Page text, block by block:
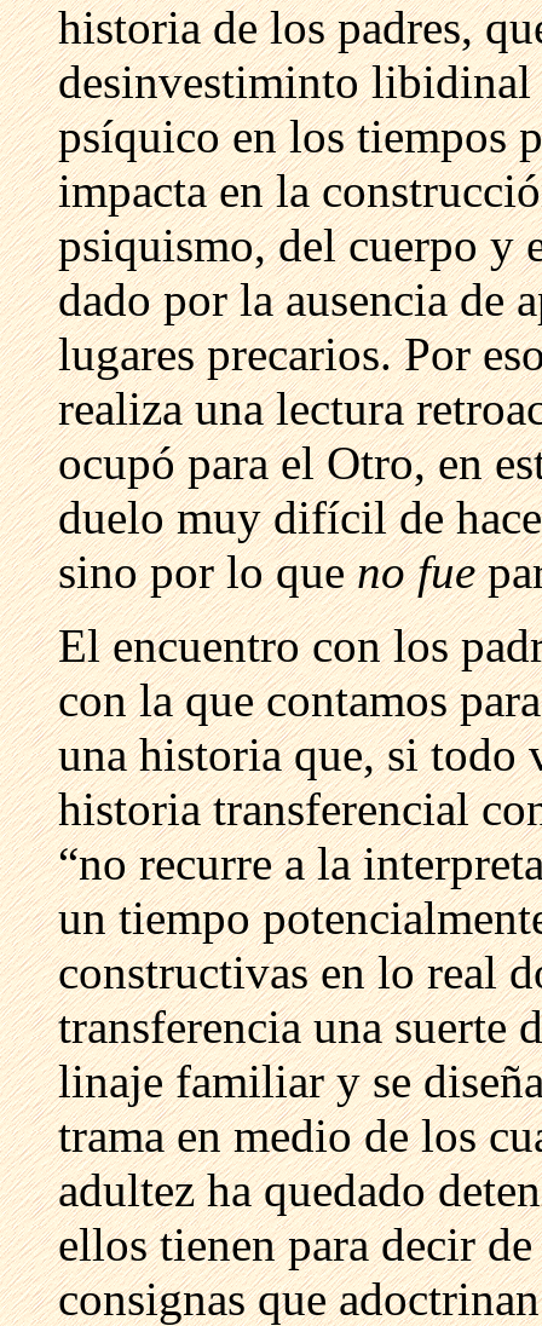
historia de los padres,
desinvestiminto libidinal
psíquico en los tiempos
impacta en la
psiquismo, del cuerpo y
dado por la ausencia de
lugares precarios. Por
realiza una lectura
ocupó para el Otro, en
duelo muy difícil de
sino por lo queno fue
El encuentro con los
con la que contamos
una historia que, si todo
historia transferencial
“no recurre a la
un tiempo
constructivas en lo real
transferencia una suerte
linaje familiar y se
trama en medio de los
adultez ha quedado
ellos tienen para decir
consignas que